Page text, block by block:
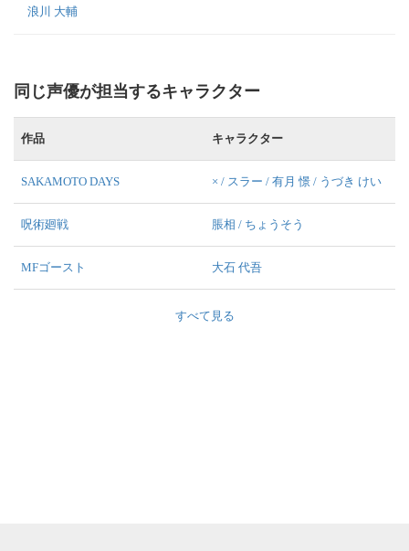
浪川 大輔
同じ声優が担当するキャラクター
作品 キャラクター
SAKAMOTO DAYS × / スラー / 有月 憬 / うづき けい
呪術廻戦 脹相 / ちょうそう
MFゴースト 大石 代吾
すべて見る